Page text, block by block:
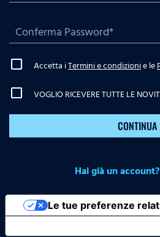
Accetta iTermini e condizionie le
VOGLIO RICEVERE TUTTE LE
CONTINUA
Hai già un
Le tue preferenze